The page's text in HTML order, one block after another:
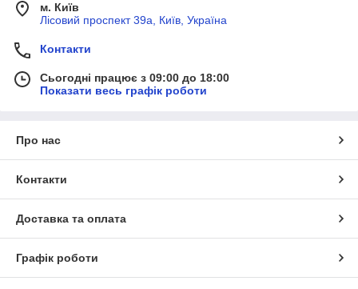
м. Київ
Лісовий проспект 39а, Київ, Україна
Контакти
Сьогодні працює з 09:00 до 18:00
Показати весь графік роботи
Про нас
Контакти
Доставка та оплата
Графік роботи